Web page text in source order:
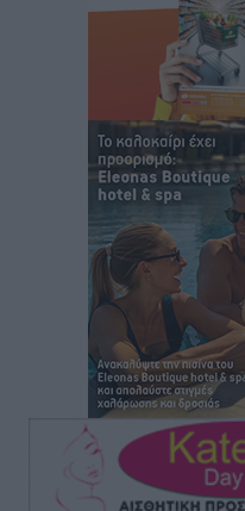
Κάσο
πριν 29 λεπτά
Την άρση των εμποδίων
βρεφονηπιακού
Κόνσολας
Τοπικές Ειδήσεις • πριν 1 ώρα
Κλειστή αύριο βράδυ η
Τοπικές Ειδήσεις •
Στην ΑΑΔΕ ο
πολύ σημαντική ημέρα
Ειδήσεις πριν 2 ώρες
Ξενοδοχεία: Ανοδος